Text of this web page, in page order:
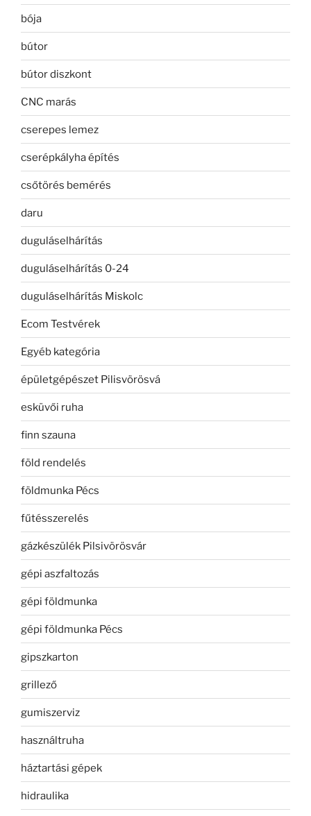
bója
bútor
bútor diszkont
CNC marás
cserepes lemez
cserépkályha építés
csőtörés bemérés
daru
duguláselhárítás
duguláselhárítás 0-24
duguláselhárítás Miskolc
Ecom Testvérek
Egyéb kategória
épületgépészet Pilisvörösvá
esküvői ruha
finn szauna
föld rendelés
földmunka Pécs
fűtésszerelés
gázkészülék Pilsivörösvár
gépi aszfaltozás
gépi földmunka
gépi földmunka Pécs
gipszkarton
grillező
gumiszerviz
használtruha
háztartási gépek
hidraulika